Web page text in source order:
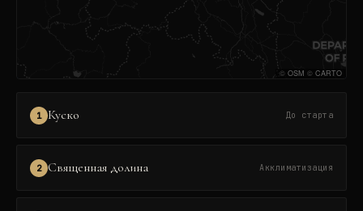
© OSM © CARTO
1 Куско До старта
2 Священная долина Акклиматизация